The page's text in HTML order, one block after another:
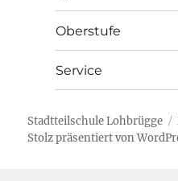
Oberstufe
Service
Stadtteilschule Lohbrügge
Stolz präsentiert von